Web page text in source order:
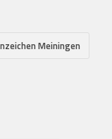
Meiningen